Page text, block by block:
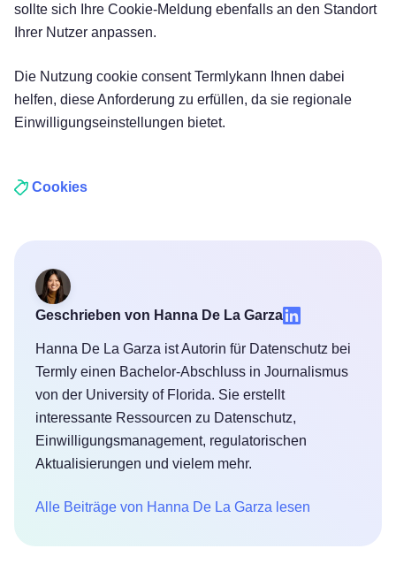
sollte sich Ihre Cookie-Meldung ebenfalls an den Standort
Ihrer Nutzer anpassen.
Die Nutzung cookie consent Termlykann Ihnen dabei
helfen, diese Anforderung zu erfüllen, da sie regionale
Einwilligungseinstellungen bietet.
Cookies
Geschrieben von Hanna De La Garza
Hanna De La Garza ist Autorin für Datenschutz bei
Termly einen Bachelor-Abschluss in Journalismus
von der University of Florida. Sie erstellt
interessante Ressourcen zu Datenschutz,
Einwilligungsmanagement, regulatorischen
Aktualisierungen und vielem mehr.
Alle Beiträge von Hanna De La Garza lesen